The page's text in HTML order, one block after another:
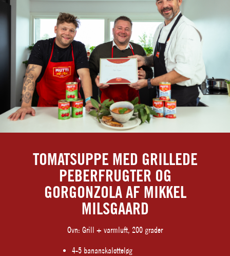
TOMATSUPPE MED GRILLEDE
PEBERFRUGTER OG
GORGONZOLA AF MIKKEL
MILSGAARD
Ovn: Grill + varmluft, 200 grader
4-5 bananskalotteløg